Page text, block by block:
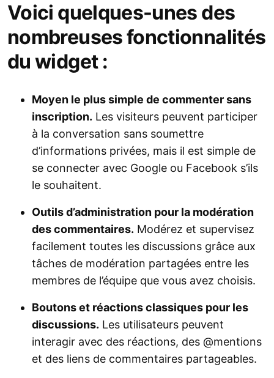
Voici quelques-unes des
nombreuses fonctionnalités
du widget :
Moyen le plus simple de commenter sans
inscription. Les visiteurs peuvent participer
à la conversation sans soumettre
d’informations privées, mais il est simple de
se connecter avec Google ou Facebook s’ils
le souhaitent.
Outils d’administration pour la modération
des commentaires. Modérez et supervisez
facilement toutes les discussions grâce aux
tâches de modération partagées entre les
membres de l’équipe que vous avez choisis.
Boutons et réactions classiques pour les
discussions. Les utilisateurs peuvent
interagir avec des réactions, des @mentions
et des liens de commentaires partageables.